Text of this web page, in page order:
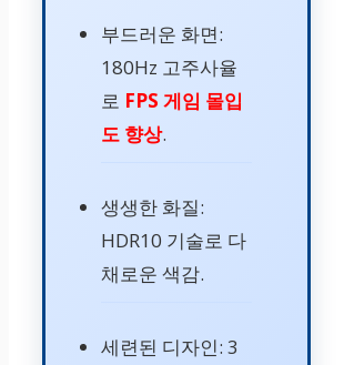
부드러운 화면:
180Hz 고주사율
로 FPS 게임 몰입
도 향상.
생생한 화질:
HDR10 기술로 다
채로운 색감.
세련된 디자인: 3